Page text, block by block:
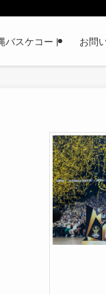
バスケコート お問